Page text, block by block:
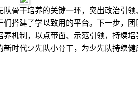
骨干培养的关键一环，突出政治引领
搭建了学以致用的平台。下一步，团
机制，以点带面、示范引领，持续培
时代少先队小骨干，为少先队持续健